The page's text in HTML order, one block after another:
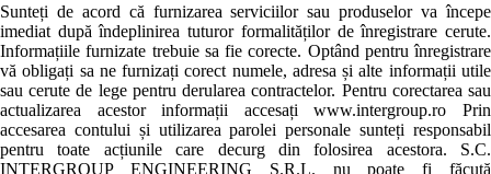
Sunteți de acord că furnizarea serviciilor sau produselor va începe
imediat după îndeplinirea tuturor formalităților de înregistrare cerute.
Informațiile furnizate trebuie sa fie corecte. Optând pentru înregistrare
vă obligați sa ne furnizați corect numele, adresa și alte informații utile
sau cerute de lege pentru derularea contractelor. Pentru corectarea sau
actualizarea acestor informații accesați www.intergroup.ro Prin
accesarea contului și utilizarea parolei personale sunteți responsabil
pentru toate acțiunile care decurg din folosirea acestora. S.C.
INTERGROUP ENGINEERING S.R.L. nu poate fi făcută